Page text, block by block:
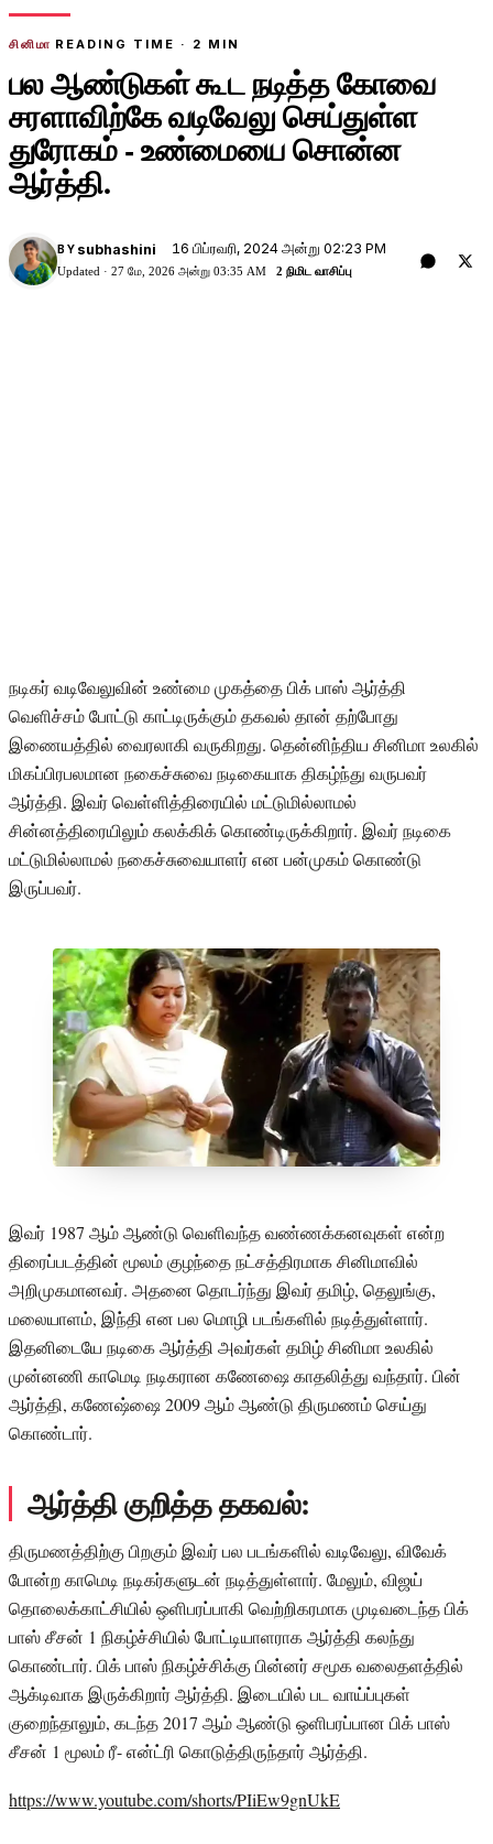
சினிமா READING TIME · 2 MIN
பல ஆண்டுகள் கூட நடித்த கோவை
சரளாவிற்கே வடிவேலு செய்துள்ள
துரோகம் - உண்மையை சொன்ன
ஆர்த்தி.
BY subhashini 16 பிப்ரவரி, 2024 அன்று 02:23 PM
Updated · 27 மே, 2026 அன்று 03:35 AM 2 நிமிட வாசிப்பு
நடிகர் வடிவேலுவின் உண்மை முகத்தை பிக் பாஸ் ஆர்த்தி
வெளிச்சம் போட்டு காட்டிருக்கும் தகவல் தான் தற்போது
இணையத்தில் வைரலாகி வருகிறது. தென்னிந்திய சினிமா உலகில்
மிகப்பிரபலமான நகைச்சுவை நடிகையாக திகழ்ந்து வருபவர்
ஆர்த்தி. இவர் வெள்ளித்திரையில் மட்டுமில்லாமல்
சின்னத்திரையிலும் கலக்கிக் கொண்டிருக்கிறார். இவர் நடிகை
மட்டுமில்லாமல் நகைச்சுவையாளர் என பன்முகம் கொண்டு
இருப்பவர்.
இவர் 1987 ஆம் ஆண்டு வெளிவந்த வண்ணக்கனவுகள் என்ற
திரைப்படத்தின் மூலம் குழந்தை நட்சத்திரமாக சினிமாவில்
அறிமுகமானவர். அதனை தொடர்ந்து இவர் தமிழ், தெலுங்கு,
மலையாளம், இந்தி என பல மொழி படங்களில் நடித்துள்ளார்.
இதனிடையே நடிகை ஆர்த்தி அவர்கள் தமிழ் சினிமா உலகில்
முன்னணி காமெடி நடிகரான கணேஷை காதலித்து வந்தார். பின்
ஆர்த்தி, கணேஷ்ஷை 2009 ஆம் ஆண்டு திருமணம் செய்து
கொண்டார்.
ஆர்த்தி குறித்த தகவல்:
திருமணத்திற்கு பிறகும் இவர் பல படங்களில் வடிவேலு, விவேக்
போன்ற காமெடி நடிகர்களுடன் நடித்துள்ளார். மேலும், விஜய்
தொலைக்காட்சியில் ஒளிபரப்பாகி வெற்றிகரமாக முடிவடைந்த பிக்
பாஸ் சீசன் 1 நிகழ்ச்சியில் போட்டியாளராக ஆர்த்தி கலந்து
கொண்டார். பிக் பாஸ் நிகழ்ச்சிக்கு பின்னர் சமூக வலைதளத்தில்
ஆக்டிவாக இருக்கிறார் ஆர்த்தி. இடையில் பட வாய்ப்புகள்
குறைந்தாலும், கடந்த 2017 ஆம் ஆண்டு ஒளிபரப்பான பிக் பாஸ்
சீசன் 1 மூலம் ரீ- என்ட்ரி கொடுத்திருந்தார் ஆர்த்தி.
https://www.youtube.com/shorts/PIiEw9gnUkE